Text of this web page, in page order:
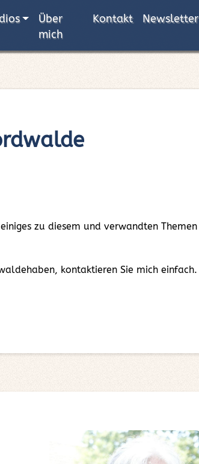
Über
mich
Kontakt Newsletter
zu diesem und verwandten Themen
kontaktieren Sie mich einfach.